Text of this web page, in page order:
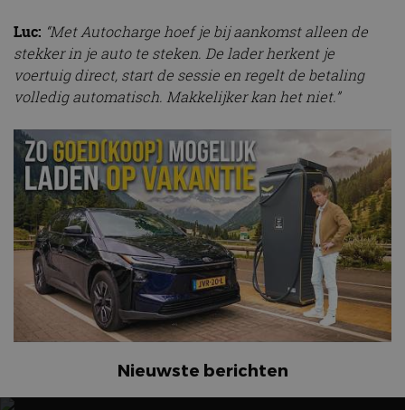
Luc: “Met Autocharge hoef je bij aankomst alleen de
stekker in je auto te steken. De lader herkent je
voertuig direct, start de sessie en regelt de betaling
volledig automatisch. Makkelijker kan het niet.”
Nieuwste berichten